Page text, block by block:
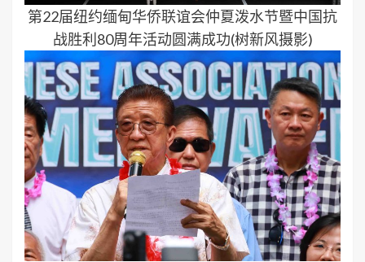
第22届纽约缅甸华侨联谊会仲夏泼水节暨中国抗
战胜利80周年活动圆满成功(树新风摄影)